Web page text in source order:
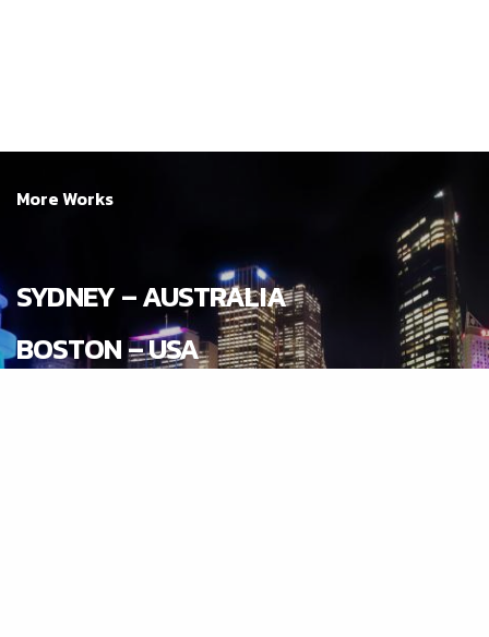
More Works
SYDNEY – AUSTRALIA
BOSTON – USA